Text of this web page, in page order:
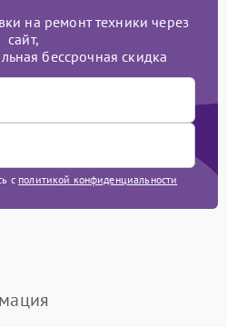
на ремонт техники через
сайт,
бессрочная скидка
с политикой конфиденциальности